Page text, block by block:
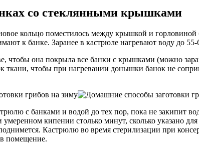
со стеклянными крышками
кольцо поместилось между крышкой и
к банке. Заранее в кастрюле нагревают воду до 55-
чтобы она покрыла все банки с крышками (можно
чтобы при нагревании донышки банок не
с банками и водой до тех пор, пока не закипит
кипении столько минут, сколько указано
Кастрюлю во время стерилизации при
помещение.